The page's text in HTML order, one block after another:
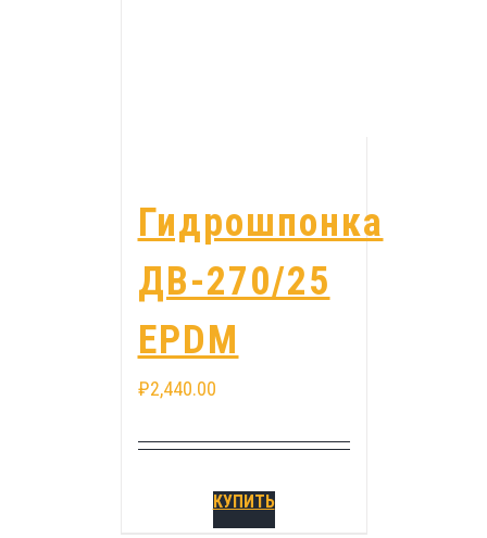
Гидрошпонка
ДВ-270/25
EPDM
₽2,440.00
КУПИТЬ